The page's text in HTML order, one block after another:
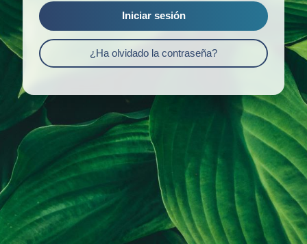
Iniciar sesión
¿Ha olvidado la contraseña?